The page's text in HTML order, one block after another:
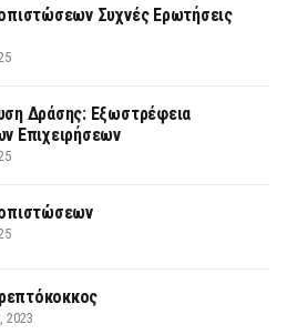
Συχνές Ερωτήσεις
Δράσης: Εξωστρέφεια
Επιχειρήσεων
2023